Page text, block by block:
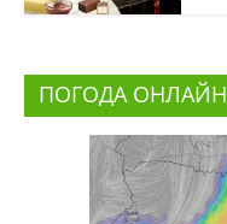
ПОГОДА ОНЛАЙН